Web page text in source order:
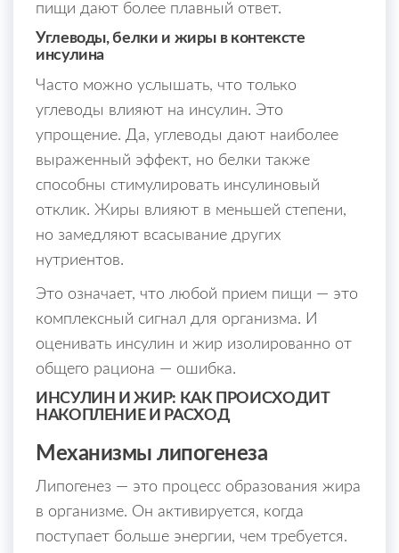
пищи дают более плавный ответ.
Углеводы, белки и жиры в контексте
инсулина
Часто можно услышать, что только
углеводы влияют на инсулин. Это
упрощение. Да, углеводы дают наиболее
выраженный эффект, но белки также
способны стимулировать инсулиновый
отклик. Жиры влияют в меньшей степени,
но замедляют всасывание других
нутриентов.
Это означает, что любой прием пищи — это
комплексный сигнал для организма. И
оценивать инсулин и жир изолированно от
общего рациона — ошибка.
ИНСУЛИН И ЖИР: КАК ПРОИСХОДИТ
НАКОПЛЕНИЕ И РАСХОД
Механизмы липогенеза
Липогенез — это процесс образования жира
в организме. Он активируется, когда
поступает больше энергии, чем требуется.